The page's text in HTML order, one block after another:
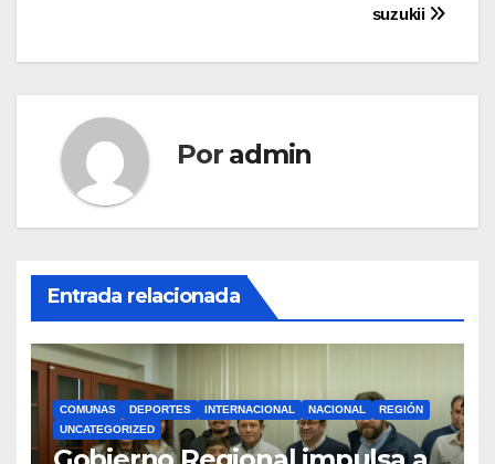
suzukii
Por admin
Entrada relacionada
COMUNAS DEPORTES INTERNACIONAL NACIONAL
REGIÓN
UNCATEGORIZED